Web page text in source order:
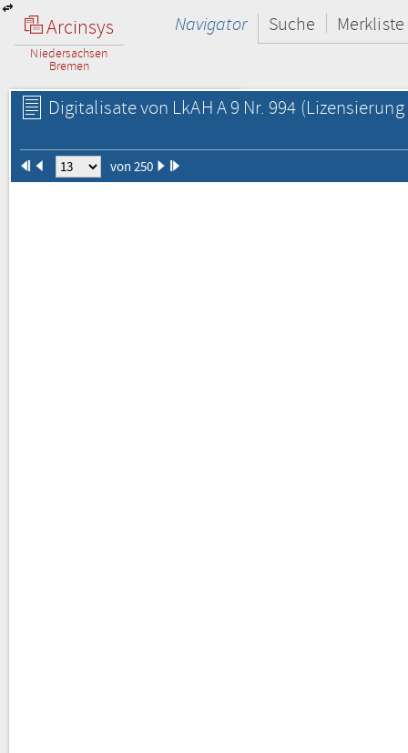
Arcinsys
Niedersachsen
Bremen
Navigator Suche Merkliste
Digitalisate von LkAH A 9 Nr. 994
von 250